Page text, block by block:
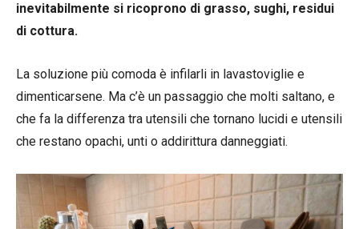
inevitabilmente si ricoprono di grasso, sughi, residui
di cottura.
La soluzione più comoda è infilarli in lavastoviglie e
dimenticarsene. Ma c’è un passaggio che molti saltano, e
che fa la differenza tra utensili che tornano lucidi e utensili
che restano opachi, unti o addirittura danneggiati.